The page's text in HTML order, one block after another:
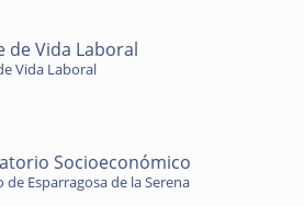
de Vida Laboral
Vida Laboral
Socioeconómico
de Esparragosa de la Serena